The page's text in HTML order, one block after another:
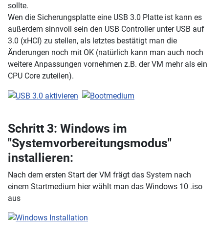
sollte.
Wen die Sicherungsplatte eine USB 3.0 Platte ist kann es
außerdem sinnvoll sein den USB Controller unter USB auf
3.0 (xHCI) zu stellen, als letztes bestätigt man die
Änderungen noch mit OK (natürlich kann man auch noch
weitere Anpassungen vornehmen z.B. der VM mehr als ein
CPU Core zuteilen).
Schritt 3: Windows im
"Systemvorbereitungsmodus"
installieren:
Nach dem ersten Start der VM frägt das System nach
einem Startmedium hier wählt man das Windows 10 .iso
aus